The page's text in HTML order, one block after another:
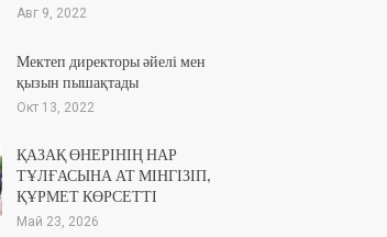
Авг 9, 2022
Мектеп директоры әйелі мен
қызын пышақтады
Окт 13, 2022
ҚАЗАҚ ӨНЕРІНІҢ НАР
ТҰЛҒАСЫНА АТ МІНГІЗІП,
ҚҰРМЕТ КӨРСЕТТІ
Май 23, 2026